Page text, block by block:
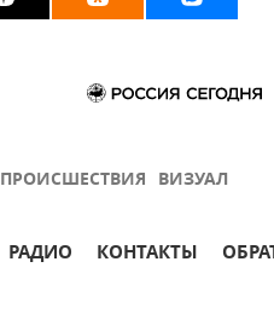
ПРОИСШЕСТВИЯ ВИЗУАЛ
РАДИО КОНТАКТЫ